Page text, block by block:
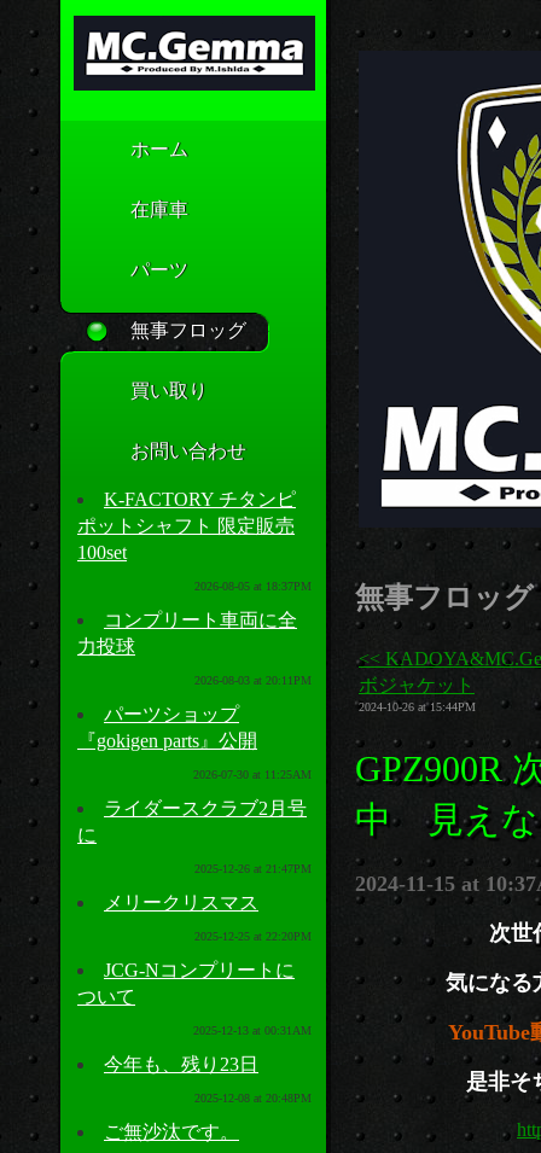
ホーム
在庫車
パーツ
無事フロッグ
買い取り
お問い合わせ
K-FACTORY チタンピ
ポットシャフト 限定販売
100set
2026-08-05 at 18:37PM
コンプリート車両に全
力投球
2026-08-03 at 20:11PM
パーツショップ
『gokigen parts』公開
2026-07-30 at 11:25AM
ライダースクラブ2月号
に
2025-12-26 at 21:47PM
メリークリスマス
2025-12-25 at 22:20PM
JCG-Nコンプリートに
ついて
2025-12-13 at 00:31AM
今年も、残り23日
2025-12-08 at 20:48PM
ご無沙汰です。
無事フロッグ
<<
ボジャケット
2024-10-26 at 15:44PM
GPZ900R
中 見えな
2024-11-15 at
次世
気になる
YouTube
是非そ